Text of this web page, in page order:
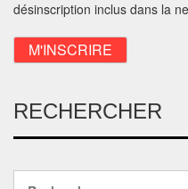
désinscription inclus dans la
RECHERCHER